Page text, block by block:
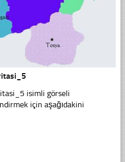
isimli görseli
için aşağıdakini